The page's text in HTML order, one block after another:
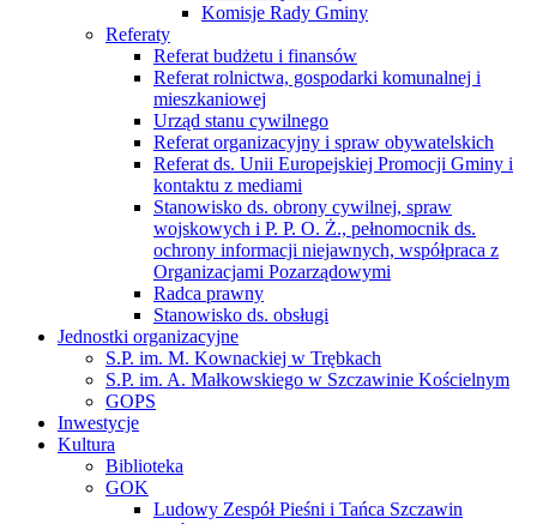
Komisje Rady Gminy
Referaty
Referat budżetu i finansów
Referat rolnictwa, gospodarki komunalnej i
mieszkaniowej
Urząd stanu cywilnego
Referat organizacyjny i spraw obywatelskich
Referat ds. Unii Europejskiej Promocji Gminy i
kontaktu z mediami
Stanowisko ds. obrony cywilnej, spraw
wojskowych i P. P. O. Ż., pełnomocnik ds.
ochrony informacji niejawnych, współpraca z
Organizacjami Pozarządowymi
Radca prawny
Stanowisko ds. obsługi
Jednostki organizacyjne
S.P. im. M. Kownackiej w Trębkach
S.P. im. A. Małkowskiego w Szczawinie Kościelnym
GOPS
Inwestycje
Kultura
Biblioteka
GOK
Ludowy Zespół Pieśni i Tańca Szczawin